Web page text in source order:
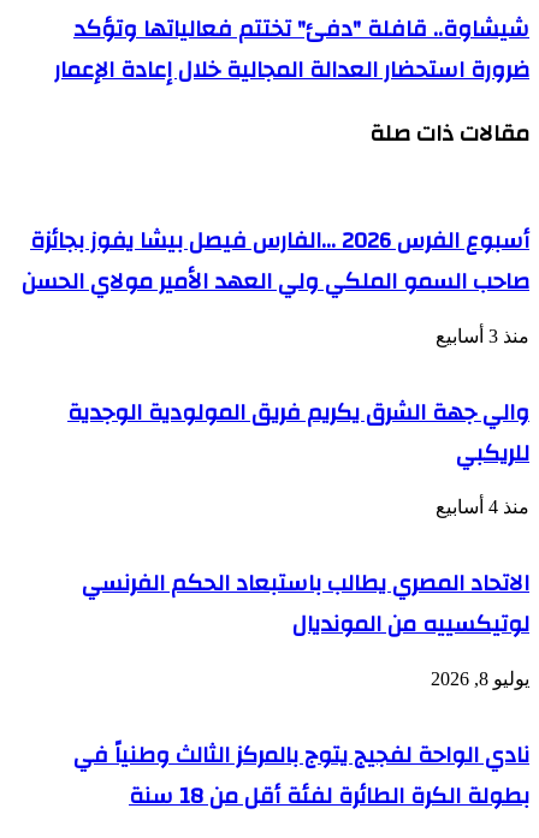
الأعلى
للسلطة
القضائية
النيابة
العامة
في
الأسرة
شيشاوة..
قافلة
"دفئ"
تختتم
وتؤكد
المجالية
خلال
إعادة
الإعمار
شيشاوة.. قافلة "دفئ" تختتم فعالياتها وتؤكد
ضرورة استحضار العدالة المجالية خلال إعادة الإعمار
مقالات ذات صلة
أسبوع الفرس 2026 …الفارس فيصل بيشا يفوز بجائزة
صاحب السمو الملكي ولي العهد الأمير مولاي الحسن
منذ 3 أسابيع
والي جهة الشرق يكريم فريق المولودية الوجدية
للريكبي
منذ 4 أسابيع
الاتحاد المصري يطالب باستبعاد الحكم الفرنسي
لوتيكسييه من المونديال
يوليو 8, 2026
نادي الواحة لفجيج يتوج بالمركز الثالث وطنياً في
بطولة الكرة الطائرة لفئة أقل من 18 سنة